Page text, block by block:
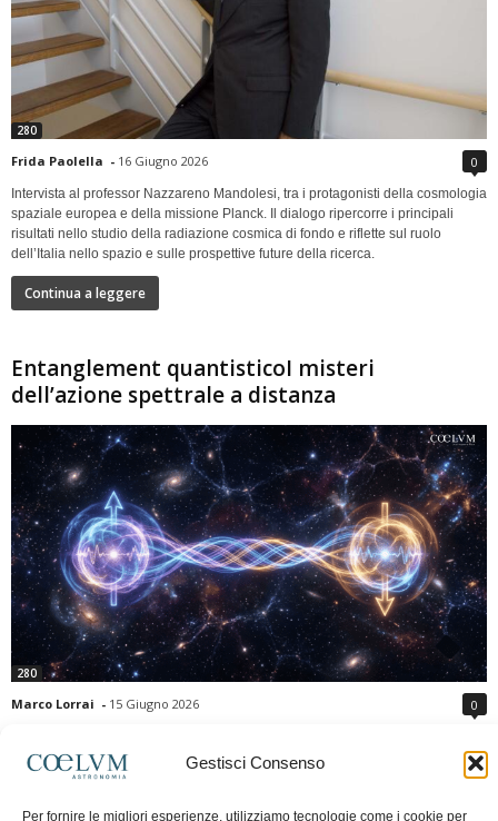
Gestisci Consenso
Per fornire le migliori esperienze, utilizziamo tecnologie come i cookie per
280
Frida Paolella - 16 Giugno 2026 0
Intervista al professor Nazzareno Mandolesi, tra i protagonisti della cosmologia
spaziale europea e della missione Planck. Il dialogo ripercorre i principali
risultati nello studio della radiazione cosmica di fondo e riflette sul ruolo
dell’Italia nello spazio e sulle prospettive future della ricerca.
Continua a leggere
Entanglement quantisticoI misteri
dell’azione spettrale a distanza
280
Marco Lorrai - 15 Giugno 2026 0
moderna: due particelle possono mostrare correlazioni che sembrano ignorare
la distanza che le separa. Gli esperimenti e i teoremi di Bell hanno escluso le
previsioni della meccanica quantistica. Nonostante ciò, l'entanglement non